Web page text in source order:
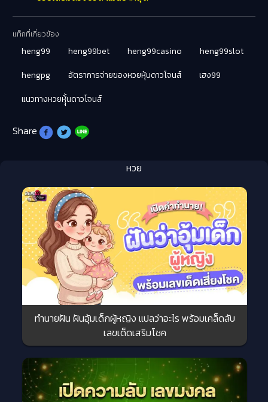
แท็กที่เกี่ยวข้อง
heng99 heng99bet heng99casino
heng99slot
hengpg
อัตราการจ่ายของหวยหุ้นดาวโจนส์
เฮง99
แนวทางหวยหุุ้้นดาวโจนส์
Share
หวย
ทำนายฝัน ฝันอุ้มเด็กผู้หญิง แปลว่าอะไร พร้อมเคล็ดลับ
เลขเด็ดเสริมโชค